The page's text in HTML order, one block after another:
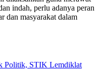
indah, perlu adanya peran
dan masyarakat dalam